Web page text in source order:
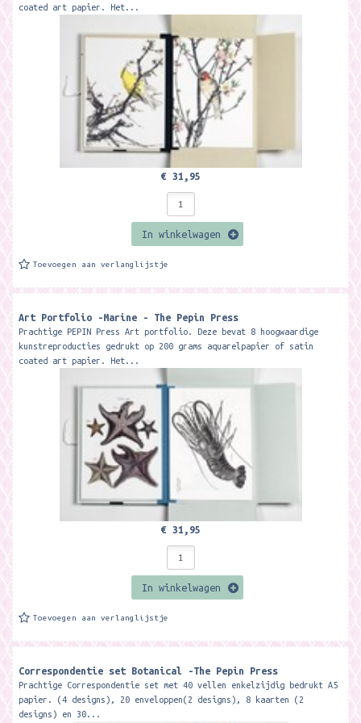
coated art papier. Het...
€ 31,95
In winkelwagen
Toevoegen aan verlanglijstje
Art Portfolio -Marine - The Pepin Press
Prachtige PEPIN Press Art portfolio. Deze bevat 8 hoogwaardige
kunstreproducties gedrukt op 200 grams aquarelpapier of satin
coated art papier. Het...
€ 31,95
In winkelwagen
Toevoegen aan verlanglijstje
Correspondentie set Botanical -The Pepin Press
Prachtige Correspondentie set met 40 vellen enkelzijdig bedrukt A5
papier. (4 designs), 20 enveloppen(2 designs), 8 kaarten (2
designs) en 30...